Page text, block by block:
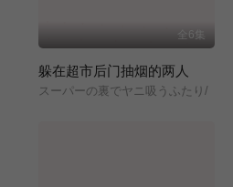
全6集
躲在超市后门抽烟的两人
スーパーの裏でヤニ吸うふたり/